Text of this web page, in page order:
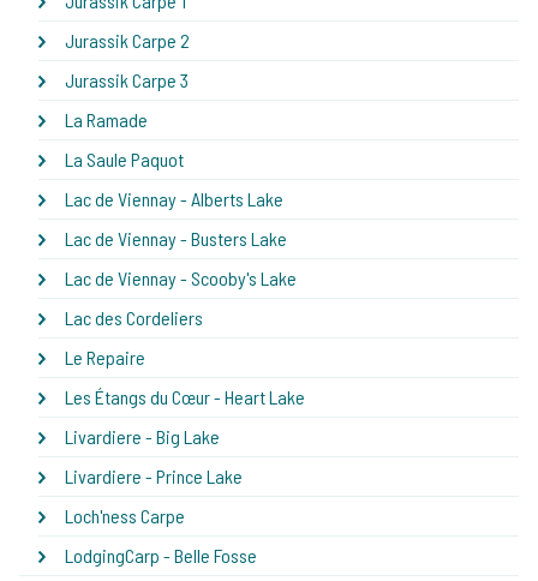
Jurassik Carpe 2
Jurassik Carpe 3
La Ramade
La Saule Paquot
Lac de Viennay - Alberts Lake
Lac de Viennay - Busters Lake
Lac de Viennay - Scooby's Lake
Lac des Cordeliers
Le Repaire
Les Étangs du Cœur - Heart Lake
Livardiere - Big Lake
Livardiere - Prince Lake
Loch'ness Carpe
LodgingCarp - Belle Fosse